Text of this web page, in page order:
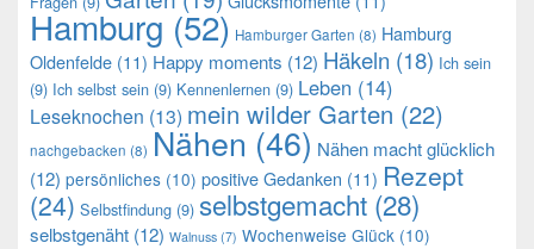
Hamburg (52) Hamburger Garten (8) Hamburg
Oldenfelde (11) Happy moments (12) Häkeln (18) Ich sein
(9) Ich selbst sein (9) Kennenlernen (9) Leben (14)
Leseknochen (13) mein wilder Garten (22)
nachgebacken (8) Nähen (46) Nähen macht glücklich
(12) persönliches (10) positive Gedanken (11) Rezept
(24) Selbstfindung (9) selbstgemacht (28)
selbstgenäht (12) Walnuss (7) Wochenweise Glück (10)